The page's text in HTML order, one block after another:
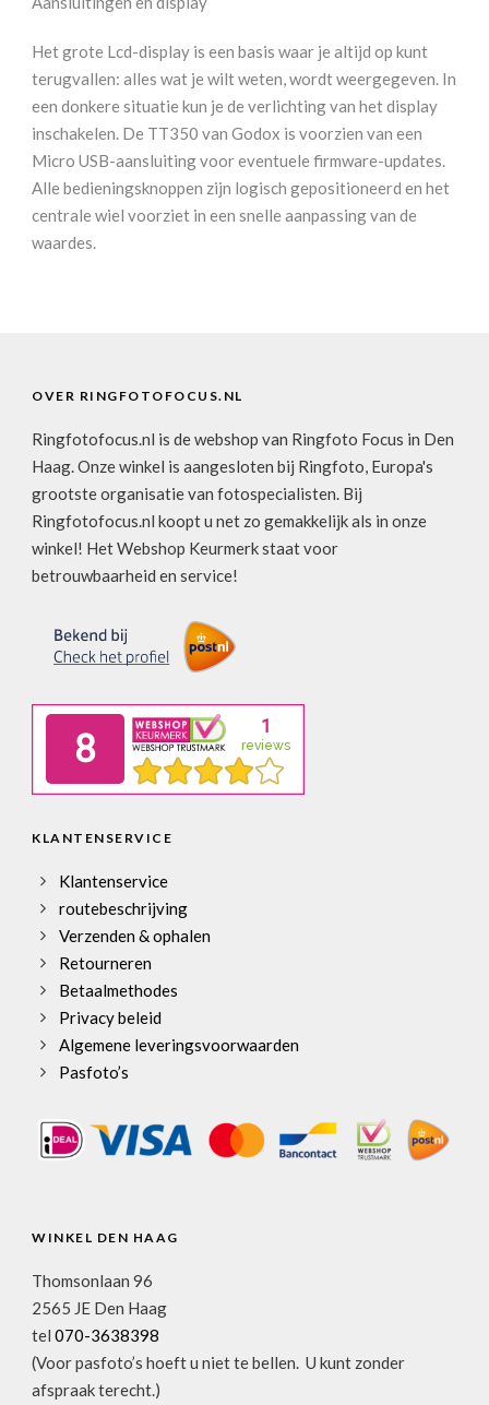
Het grote Lcd-display is een basis waar je altijd op kunt
terugvallen: alles wat je wilt weten, wordt weergegeven. In
een donkere situatie kun je de verlichting van het display
inschakelen. De TT350 van Godox is voorzien van een
Micro USB-aansluiting voor eventuele firmware-updates.
Alle bedieningsknoppen zijn logisch gepositioneerd en het
centrale wiel voorziet in een snelle aanpassing van de
waardes.
OVER RINGFOTOFOCUS.NL
Ringfotofocus.nl is de webshop van Ringfoto Focus in Den
Haag. Onze winkel is aangesloten bij Ringfoto, Europa's
grootste organisatie van fotospecialisten. Bij
Ringfotofocus.nl koopt u net zo gemakkelijk als in onze
winkel! Het Webshop Keurmerk staat voor
betrouwbaarheid en service!
KLANTENSERVICE
Klantenservice
routebeschrijving
Verzenden & ophalen
Retourneren
Betaalmethodes
Privacy beleid
Algemene leveringsvoorwaarden
Pasfoto’s
WINKEL DEN HAAG
Thomsonlaan 96
2565 JE Den Haag
tel 070-3638398
(Voor pasfoto’s hoeft u niet te bellen. U kunt zonder
afspraak terecht.)